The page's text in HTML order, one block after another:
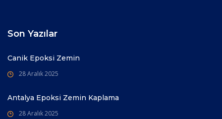
Son Yazılar
Canik Epoksi Zemin
28 Aralık 2025
Antalya Epoksi Zemin Kaplama
28 Aralık 2025